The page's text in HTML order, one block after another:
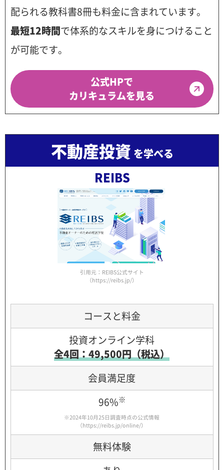
配られる教科書8冊も料金に含まれています。
最短12時間で体系的なスキルを身につけること
が可能です。
公式HPで
カリキュラムを見る
不動産投資 を学べる
REIBS
引用元：REIBS公式サイト
（https://reibs.jp/）
コースと料金
投資オンライン学科
全4回：49,500円（税込）
会員満足度
96%※
※2024年10月25日調査時点の公式情報
（https://reibs.jp/online/）
無料体験